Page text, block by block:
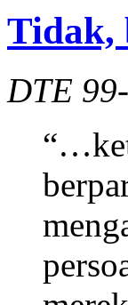
Tidak,
DTE